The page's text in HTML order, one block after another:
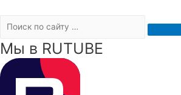
Мы в RUTUBE